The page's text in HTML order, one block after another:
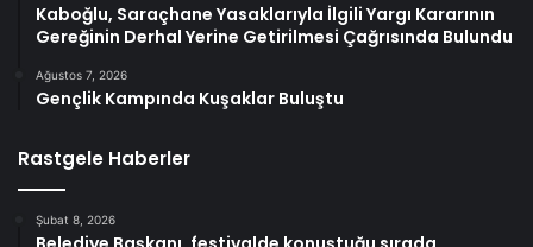
Kaboğlu, Saraçhane Yasaklarıyla İlgili Yargı Kararının
Gereğinin Derhal Yerine Getirilmesi Çağrısında Bulundu
Ağustos 7, 2026
Gençlik Kampında Kuşaklar Buluştu
Rastgele Haberler
Şubat 8, 2026